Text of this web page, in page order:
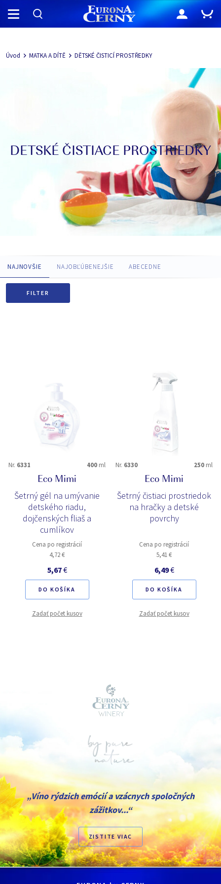
Navigácia
Úvod MATKA A DÍTĚ DĚTSKÉ ČISTICÍ PROSTŘEDKY
DETSKÉ ČISTIACE PROSTRIEDKY
NAJNOVŠIE NAJOBĽÚBENEJŠIE ABECEDNE
FILTER
Nr. 6331 400 ml
Eco Mimi
Šetrný gél na umývanie
detského riadu,
dojčenských fliaš a
cumlíkov
Cena po registrácií
4,72 €
5,67€
DO KOŠÍKA
Zadať počet kusov
Nr. 6330 250 ml
Eco Mimi
Šetrný čistiaci prostriedok
na hračky a detské
povrchy
Cena po registrácií
5,41 €
6,49€
DO KOŠÍKA
Zadať počet kusov
„Víno rýdzich emócií a vzácnych spoločných
zážitkov...“
ZISTITE VIAC